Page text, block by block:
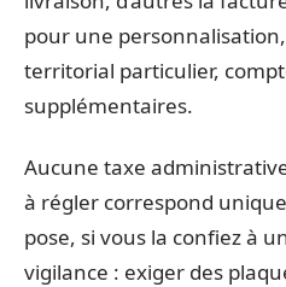
pour une
territorial particulier,
supplémentaires.
Aucune taxe
à régler correspond
pose, si vous la confiez à
vigilance : exiger des